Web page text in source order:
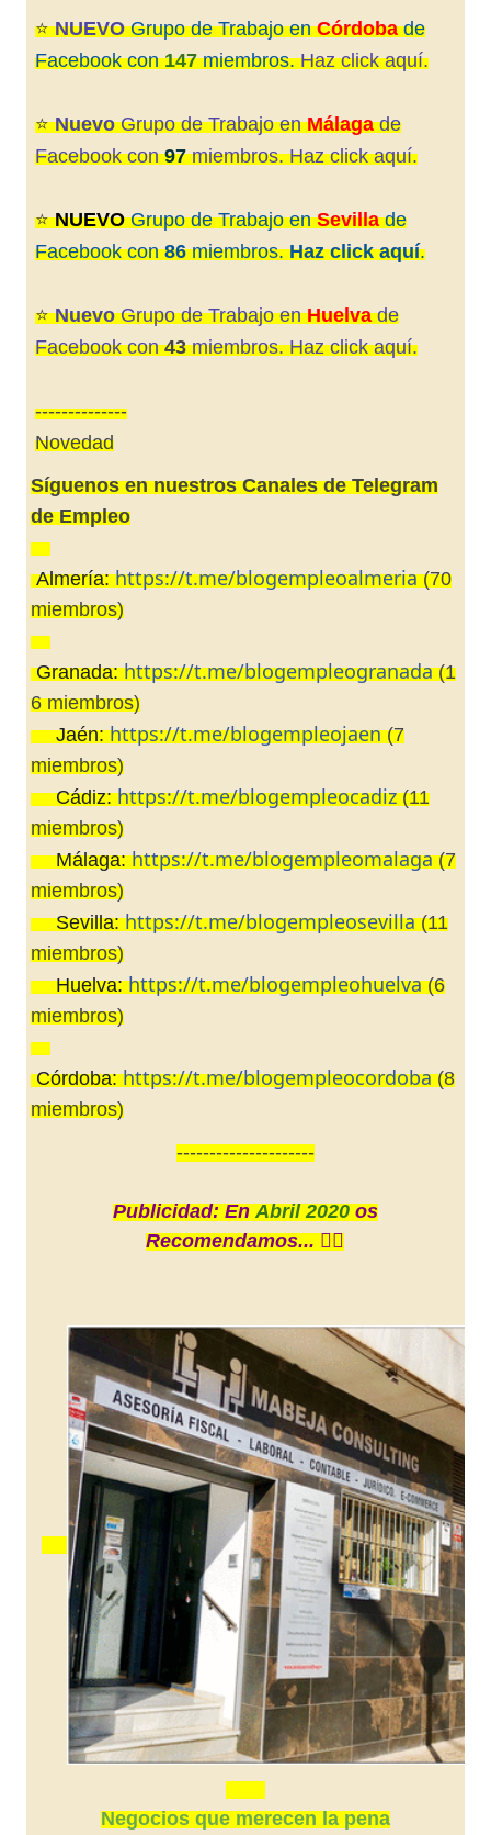
⭐️NUEVO Grupo de Trabajo enCórdobade
Facebook con147miembros.Haz click aquí.
⭐️ NuevoGrupo de Trabajo enMálagade
Facebook con97miembros. Haz click aquí.
⭐️NUEVO Grupo de Trabajo enSevillade
Facebook con86miembros.Haz click aquí.
⭐️ NuevoGrupo de Trabajo enHuelvade
Facebook con43miembros. Haz click aquí.
--------------
Novedad
Síguenos en nuestros Canales de Telegram
de Empleo
👉🏼
Almería:https://t.me/blogempleoalmeria(70
miembros)
👉🏼
Granada:https://t.me/blogempleogranada(1
6 miembros)
👉🏼Jaén:https://t.me/blogempleojaen(7
miembros)
👉🏼Cádiz:https://t.me/blogempleocadiz(11
miembros)
👉🏼Málaga:https://t.me/blogempleomalaga(7
miembros)
👉🏼Sevilla:https://t.me/blogempleosevilla(11
miembros)
👉🏼Huelva:https://t.me/blogempleohuelva(6
miembros)
👉🏼
Córdoba:https://t.me/blogempleocordoba(8
miembros)
---------------------
Publicidad: EnAbril 2020os
Recomendamos... 👇🏼
Negocios que merecen la pena